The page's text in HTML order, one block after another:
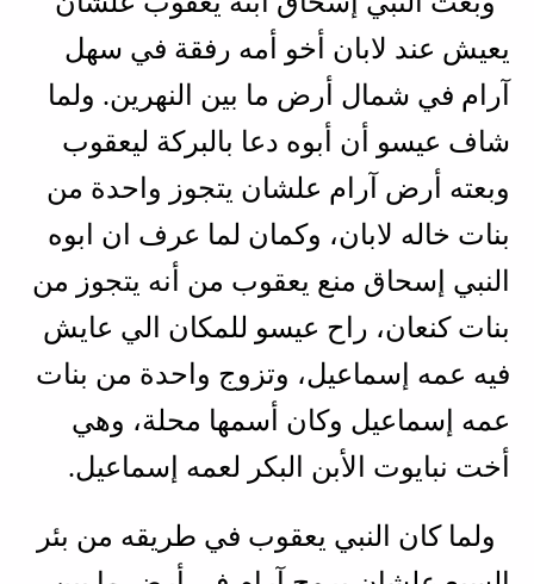
يعيش عند لابان أخو أمه رفقة في سهل
آرام في شمال أرض ما بين النهرين. ولما
شاف عيسو أن أبوه دعا بالبركة ليعقوب
وبعته أرض آرام علشان يتجوز واحدة من
بنات خاله لابان، وكمان لما عرف ان ابوه
النبي إسحاق منع يعقوب من أنه يتجوز من
بنات كنعان، راح عيسو للمكان الي عايش
فيه عمه إسماعيل، وتزوج واحدة من بنات
عمه إسماعيل وكان أسمها محلة، وهي
أخت نبايوت الأبن البكر لعمه إسماعيل.
ولما كان النبي يعقوب في طريقه من بئر